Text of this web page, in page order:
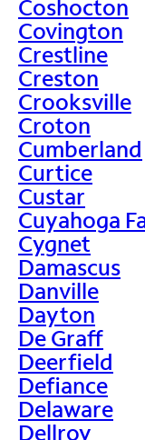
Coshocton
Covington
Crestline
Creston
Crooksville
Croton
Cumberland
Curtice
Custar
Cuyahoga
Cygnet
Damascus
Danville
Dayton
De Graff
Deerfield
Defiance
Delaware
Dellroy